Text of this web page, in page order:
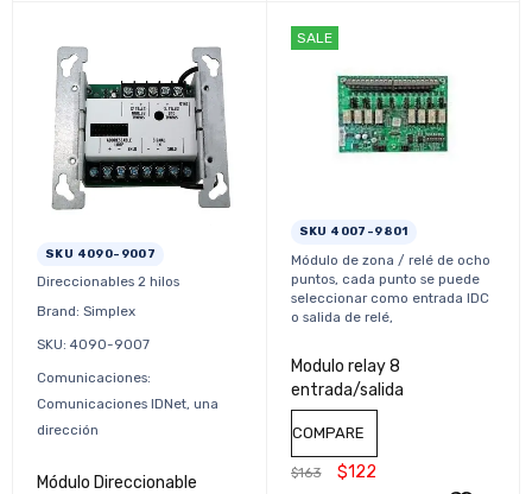
SKU 4090-9007
Direccionables 2 hilos
Brand: Simplex
SKU: 4090-9007
Comunicaciones:
Comunicaciones IDNet, una
dirección
Módulo Direccionable
SALE
SKU 4007-9801
Módulo de zona / relé de ocho
puntos, cada punto se puede
seleccionar como entrada IDC
o salida de relé,
Modulo relay 8
entrada/salida
COMPARE
$163 $122